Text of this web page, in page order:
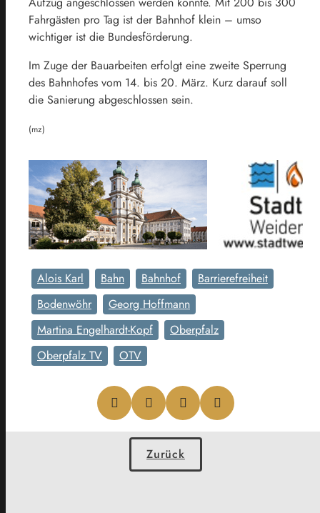
Fahrgästen pro Tag ist der Bahnhof klein – umso
wichtiger ist die Bundesförderung.
Im Zuge der Bauarbeiten erfolgt eine zweite Sperrung
des Bahnhofes vom 14. bis 20. März. Kurz darauf soll
die Sanierung abgeschlossen sein.
(mz)
Alois Karl Bahn Bahnhof
Barrierefreiheit
Bodenwöhr
Georg Hoffmann
Martina Engelhardt-Kopf
Oberpfalz
Oberpfalz TV
OTV
Zurück